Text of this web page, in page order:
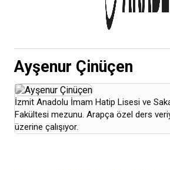
Ayşenur Çinüçen
İzmit Anadolu İmam Hatip Lisesi ve
Fakültesi mezunu. Arapça özel ders
üzerine çalışıyor.